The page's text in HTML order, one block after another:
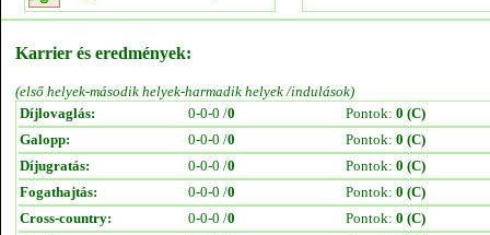
Karrier és eredmények:
(első helyek-második helyek-harmadik helyek /indulások)
Díjlovaglás:
0-0-0 /0 Pontok: 0 (C)
Galopp:
0-0-0 /0 Pontok: 0 (C)
Díjugratás:
0-0-0 /0 Pontok: 0 (C)
Fogathajtás:
0-0-0 /0 Pontok: 0 (C)
Cross-country:
0-0-0 /0 Pontok: 0 (C)